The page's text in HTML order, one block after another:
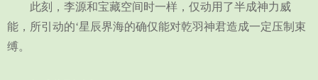
此刻，李源和宝藏空间时一样，仅动用了半成神力威
能，所引动的‘星辰界海的确仅能对乾羽神君造成一定压制束
缚。